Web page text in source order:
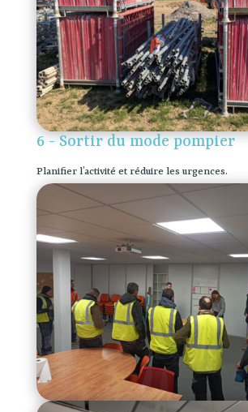
6 - Sortir du mode pompier
Planifier l’activité et réduire les urgences.